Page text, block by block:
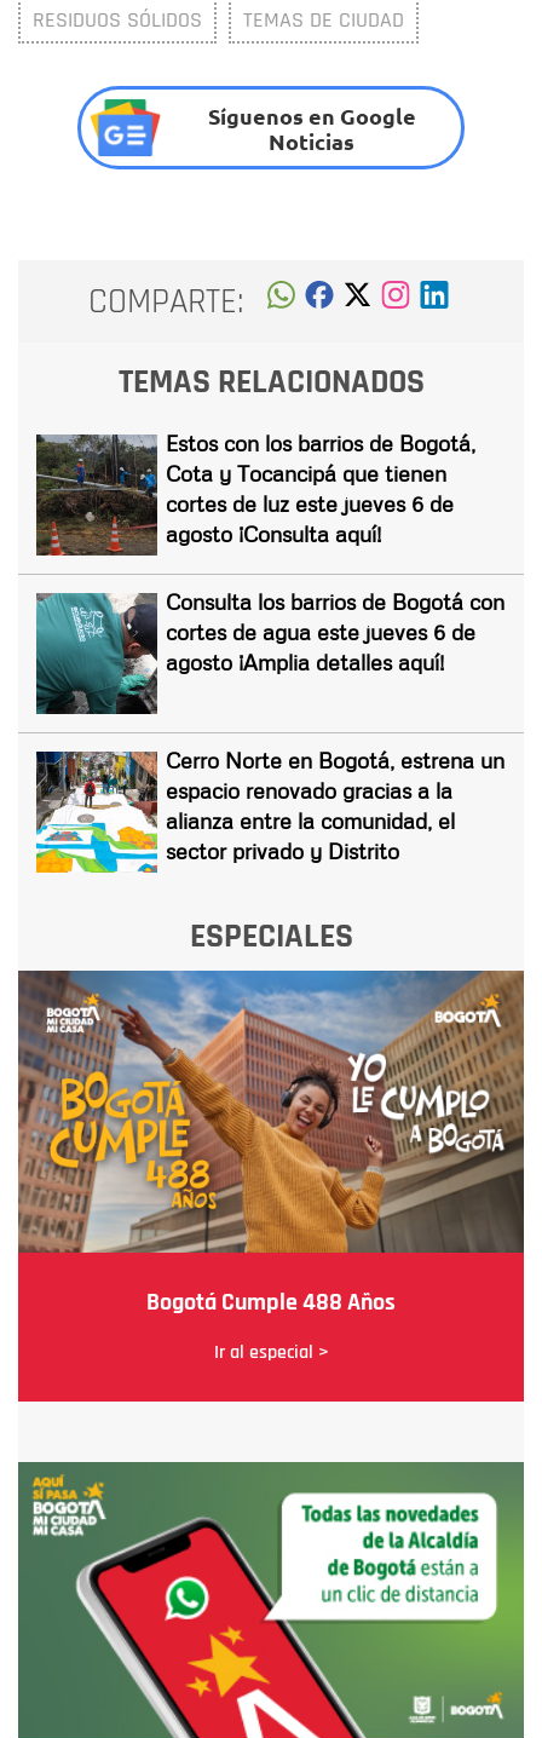
RESIDUOS SÓLIDOS TEMAS DE CIUDAD
Síguenos en Google
Noticias
COMPARTE:
TEMAS RELACIONADOS
Estos con los barrios de Bogotá,
Cota y Tocancipá que tienen
cortes de luz este jueves 6 de
agosto ¡Consulta aquí!
Consulta los barrios de Bogotá con
cortes de agua este jueves 6 de
agosto ¡Amplia detalles aquí!
Cerro Norte en Bogotá, estrena un
espacio renovado gracias a la
alianza entre la comunidad, el
sector privado y Distrito
ESPECIALES
Bogotá Cumple 488 Años
Ir al especial >